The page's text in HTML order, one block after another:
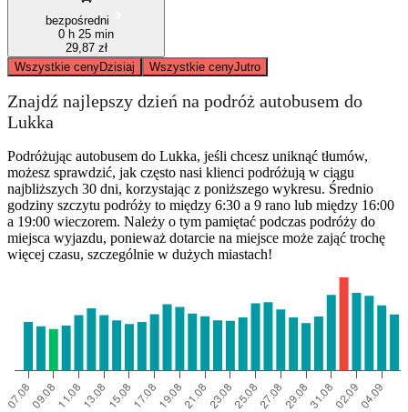
bezpośredni
0 h 25 min
29,87 zł
Wszystkie cenyDzisiaj Wszystkie cenyJutro
Znajdź najlepszy dzień na podróż autobusem do
Lukka
Podróżując autobusem do Lukka, jeśli chcesz uniknąć tłumów,
możesz sprawdzić, jak często nasi klienci podróżują w ciągu
najbliższych 30 dni, korzystając z poniższego wykresu. Średnio
godziny szczytu podróży to między 6:30 a 9 rano lub między 16:00
a 19:00 wieczorem. Należy o tym pamiętać podczas podróży do
miejsca wyjazdu, ponieważ dotarcie na miejsce może zająć trochę
więcej czasu, szczególnie w dużych miastach!